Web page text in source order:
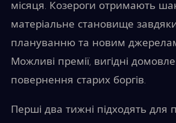
місяця. Козероги отримають
матеріальне становище
плануванню та новим
Можливі премії, вигідні
повернення старих боргів.
Перші два тижні підходять для